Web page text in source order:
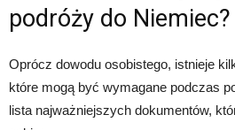
podróży do Niemiec?
Oprócz dowodu osobistego, istnieje
które mogą być wymagane podczas
lista najważniejszych dokumentów,